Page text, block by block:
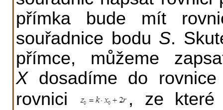
přímka bude mít
souřadnice bodu S.
přímce, můžeme
Xdosadíme do rovnice
rovnici
, ze které